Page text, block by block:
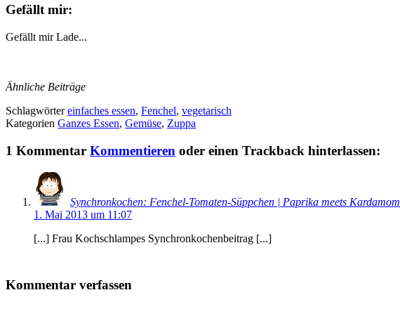
Gefällt mir:
Gefällt mir Lade...
Ähnliche Beiträge
Schlagwörtereinfaches essen, Fenchel, vegetarisch
Kategorien Ganzes Essen, Gemüse, Zuppa
1 Kommentar Kommentieren oder einen Trackback hinterlassen:
Synchronkochen: Fenchel-Tomaten-Süppchen | Paprika meets Kardamom
1. Mai 2013 um 11:07
[...] Frau Kochschlampes Synchronkochenbeitrag [...]
Kommentar verfassen